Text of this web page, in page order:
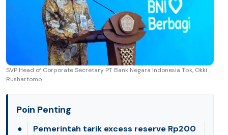
SVP Head of Corporate Secretary PT Bank Negara Indonesia Tbk, Okki
Rushartomo
Poin Penting
●
Pemerintah tarik excess reserve Rp200